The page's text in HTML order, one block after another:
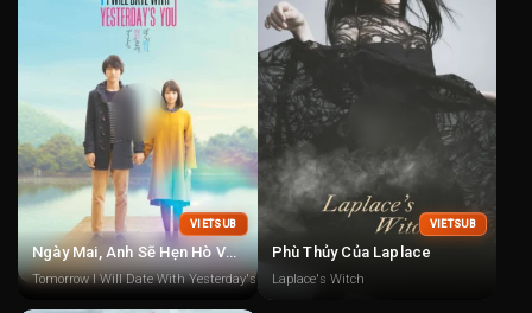
VIETSUB
Ngày Mai, Anh Sẽ Hẹn Hò Với Em Của Ngày Hôm Qua
Tomorrow I Will Date With Yesterday's You
VIETSUB
Phù Thủy Của Laplace
Laplace's Witch